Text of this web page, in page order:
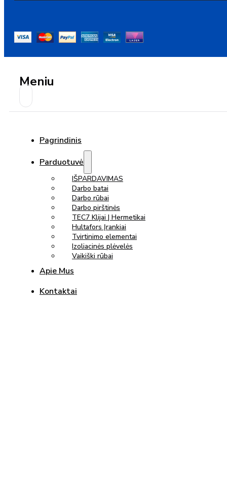
Meniu
Pagrindinis
Parduotuvė
IŠPARDAVIMAS
Darbo batai
Darbo rūbai
Darbo pirštinės
TEC7 Klijai | Hermetikai
Hultafors Įrankiai
Tvirtinimo elementai
Izoliacinės plėvelės
Vaikiški rūbai
Apie Mus
Kontaktai